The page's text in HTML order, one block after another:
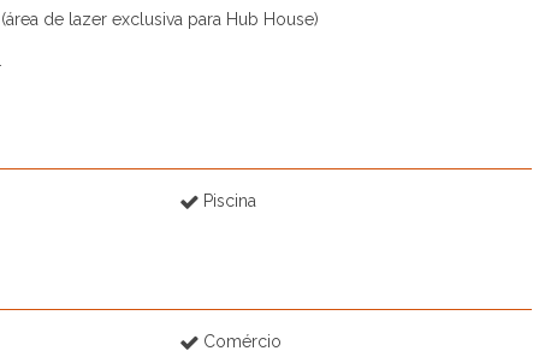
Ilhas Gregas (1)
Jardim Indaiatuba Golf (1)
Jardins Di Roma (1)
Kaza Colonia (1)
de lazer exclusiva para Hub House)
Piscina
Comércio